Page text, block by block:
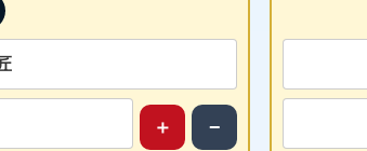
＋ −